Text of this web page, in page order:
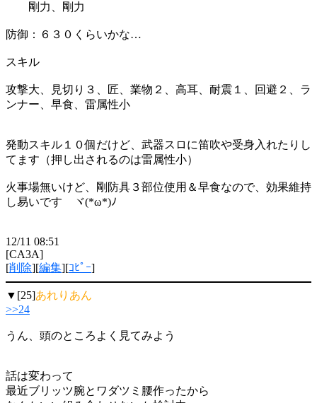
剛力、剛力
防御：６３０くらいかな…
スキル
攻撃大、見切り３、匠、業物２、高耳、耐震１、回避２、ラ
ンナー、早食、雷属性小
発動スキル１０個だけど、武器スロに笛吹や受身入れたりし
てます（押し出されるのは雷属性小）
火事場無いけど、剛防具３部位使用＆早食なので、効果維持
し易いです ヾ(*ω*)ﾉ
12/11 08:51
[CA3A]
[削除][編集][ｺﾋﾟｰ]
▼[25]あれりあん
>>24
うん、頭のところよく見てみよう
話は変わって
最近ブリッツ腕とワダツミ腰作ったから